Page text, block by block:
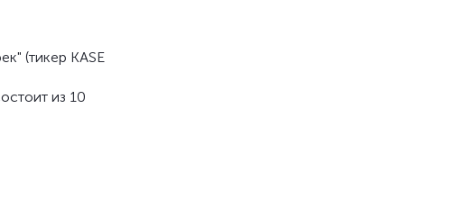
(тикер KASE
из 10